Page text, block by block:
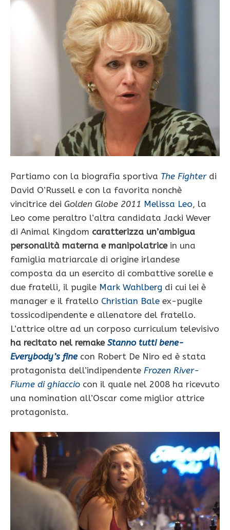
Partiamo con la biografia sportiva The Fighterdi
David O’Russell e con la favorita nonchè
vincitrice dei Golden Globe 2011 Melissa Leo, la
Leo come peraltro l’altra candidata Jacki Wever
di Animal Kingdom caratterizza un’ambigua
personalità materna e manipolatricein una
famiglia matriarcale di origine irlandese
composta da un esercito di combattive sorelle e
due fratelli, il pugile Mark Wahlberg di cui lei è
manager e il fratello Christian Bale ex-pugile
tossicodipendente e allenatore del fratello.
L’attrice oltre ad un corposo curriculum televisivo
ha recitato nel remake Stanno tutti bene-
Everybody’s finecon Robert De Niro ed è stata
protagonista dell’indipendente Frozen River-
Fiume di ghiaccio con il quale nel 2008 ha ricevuto
una nomination all’Oscar come miglior attrice
protagonista.